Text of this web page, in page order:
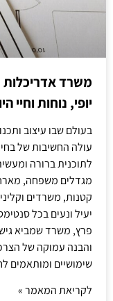
משרד אדריכלות
יופי, נוחות וחיי
בעולם שבו עיצוב
עולה החשיבות של
לתוכנית ברורה
מגדלים משפחה,
קטנות, משרדים
יעיל ונעים בכל
פרץ, משרד שמביא
והבנה עמוקה של
שימושיים ומותאמים
לקריאת המאמר »